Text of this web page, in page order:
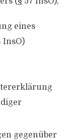
eines
InsO)
gegenüber